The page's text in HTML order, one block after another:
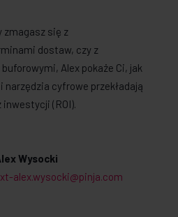
zmagasz się z
dostaw, czy z
Alex pokaże Ci, jak
cyfrowe przekładają
(ROI).
Wysocki
alex.wysocki@pinja.com